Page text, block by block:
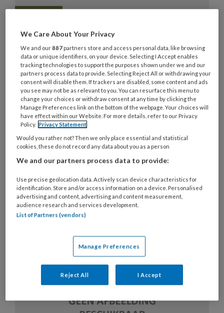
Therapeuten en onderzoekers
over emotieregulatie
Volgens een aantal deskundigen in de ggz is
emotieregulatie een van de belangrijkste
transdiagnostische processen. Maar in de
behandeling is hier vaak nog onvoldoende
aandacht voor.
2 APRIL 2019
ACHTERGRONDARTIKEL
EMOTIEREGULATIE
We Care About Your Privacy
We and our887 partners store and access personal data, like browsing
data or unique identifiers, on your device. Selecting I Accept enables
tracking technologies to support the purposes shown under we and our
partners process data to provide. Selecting Reject All or withdrawing your
consent will disable them. If trackers are disabled, some content and ads
you see may not be as relevant to you. You can resurface this menu to
change your choices or withdraw consent at any time by clicking the
Manage Preferences link on the bottom of the webpage. Your choices will
have effect within our Website. For more details, refer to our Privacy
Policy. Privacy Statement
Would you rather not? Then we only place essential and statistical
cookies, these do not record any data about you as a person
We and our partners process data to provide:
Use precise geolocation data. Actively scan device characteristics for
identification. Store and/or access information on a device. Personalised
advertising and content, advertising and content measurement,
audience research and services development.
List of Partners (vendors)
Manage Preferences
Reject All I Accept